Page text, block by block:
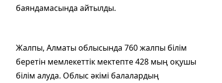
баяндамасында айтылды.
Жалпы, Алматы облысында 760 жалпы білім
беретін мемлекеттік мектепте 428 мың оқушы
білім алуда. Облыс әкімі балалардың